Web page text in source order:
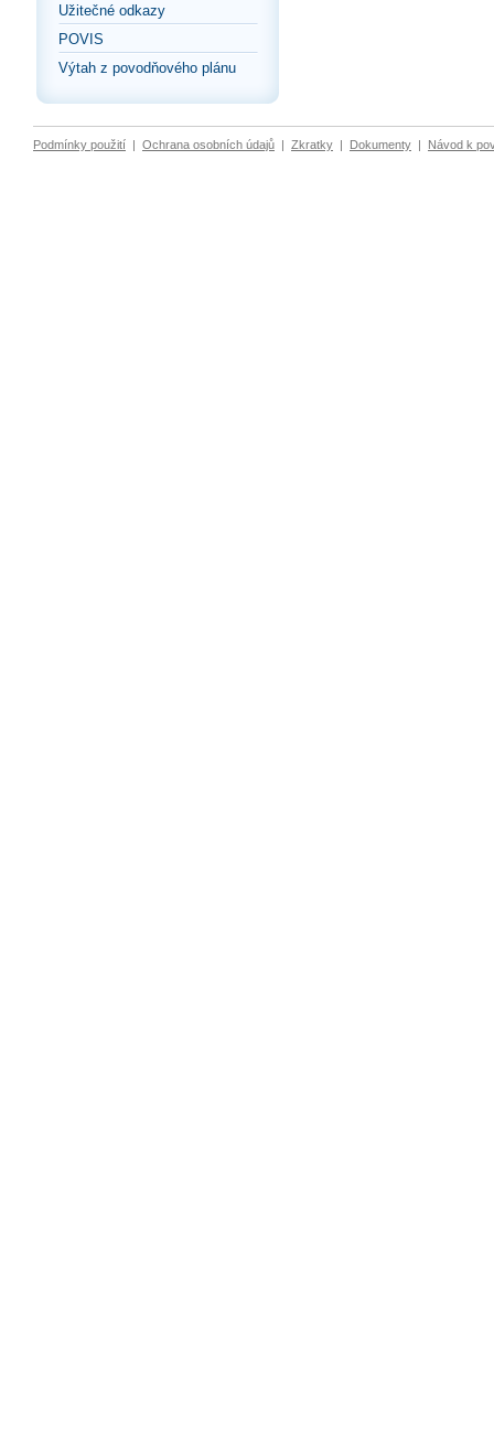
Užitečné odkazy
POVIS
Výtah z povodňového plánu
Podmínky použití | Ochrana osobních údajů | Zkratky | Dokumenty | Návod k